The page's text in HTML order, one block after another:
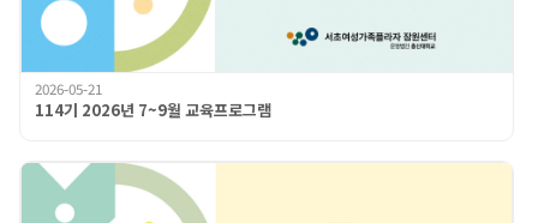
2026-05-21
114기 2026년 7~9월 교육프로그램